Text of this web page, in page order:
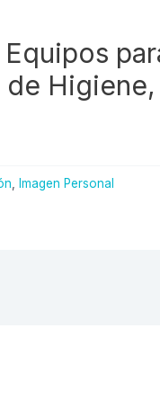
Higiene,
Imagen Personal